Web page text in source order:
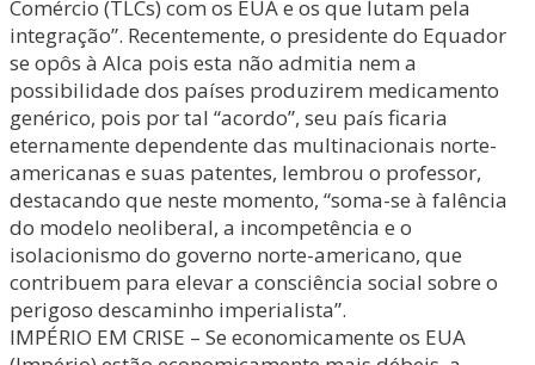
Comércio (TLCs) com os EUA e os que lutam pela
integração”. Recentemente, o presidente do Equador
se opôs à Alca pois esta não admitia nem a
possibilidade dos países produzirem medicamento
genérico, pois por tal “acordo”, seu país ficaria
eternamente dependente das multinacionais norte-
americanas e suas patentes, lembrou o professor,
destacando que neste momento, “soma-se à falência
do modelo neoliberal, a incompetência e o
isolacionismo do governo norte-americano, que
contribuem para elevar a consciência social sobre o
perigoso descaminho imperialista”.
IMPÉRIO EM CRISE – Se economicamente os EUA